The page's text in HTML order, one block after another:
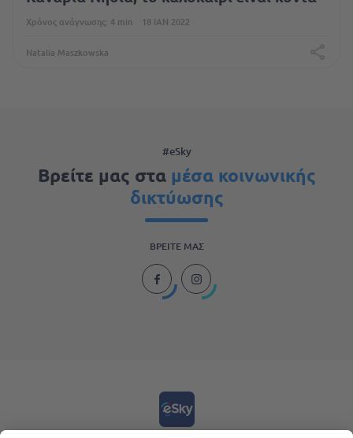
Χρόνος ανάγνωσης: 4 min 18 ΙΑΝ 2022
Natalia Maszkowska
#eSky
Βρείτε μας στα μέσα κοινωνικής
δικτύωσης
ΒΡΕΊΤΕ ΜΑΣ